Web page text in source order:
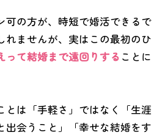
可の方が、時短で婚活できるで
れませんが、実はこの最初のひ
って結婚まで遠回りする ことに
とは「手軽さ」ではなく「生涯
出会うこと」「幸せな結婚をす